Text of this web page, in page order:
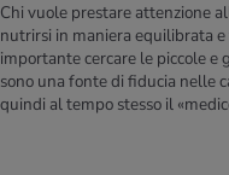
Chi vuole prestare attenzione
nutrirsi in maniera equilibrata
importante cercare le piccole
sono una fonte di fiducia nelle
quindi al tempo stesso il